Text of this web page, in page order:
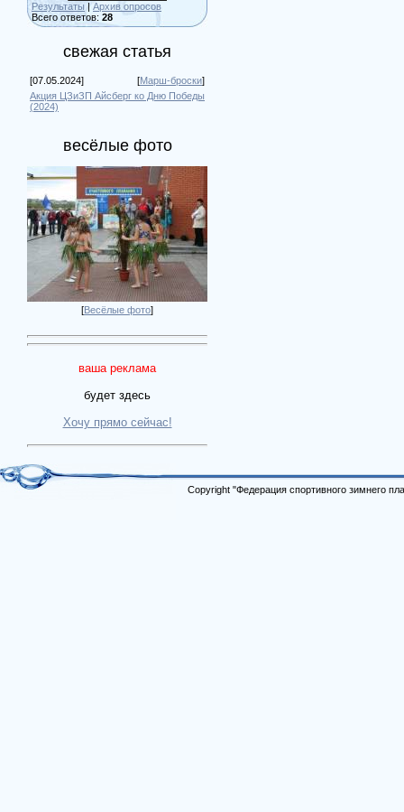
Результаты | Архив опросов
Всего ответов: 28
свежая статья
[07.05.2024] [Марш-броски]
Акция ЦЗиЗП Айсберг ко Дню Победы
(2024)
весёлые фото
[Весёлые фото]
ваша реклама
будет здесь
Хочу прямо сейчас!
Copyright "Федерация спортивного зимнего